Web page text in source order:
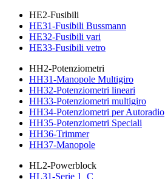
HE2-Fusibili
HE31-Fusibili Bussmann
HE32-Fusibili vari
HE33-Fusibili vetro
HH2-Potenziometri
HH31-Manopole Multigiro
HH32-Potenziometri lineari
HH33-Potenziometri multigiro
HH34-Potenziometri per Autoradio
HH35-Potenziometri Speciali
HH36-Trimmer
HH37-Manopole
HL2-Powerblock
HL31-Serie 1_C